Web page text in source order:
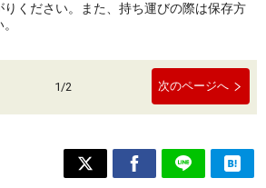
ください。また、持ち運びの際は保存方
1/2 次のページへ